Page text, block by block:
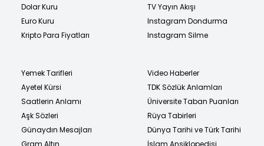
Dolar Kuru
Euro Kuru
Kripto Para Fiyatları
TV Yayın Akışı
Instagram Dondurma
Instagram Silme
Yemek Tarifleri
Ayetel Kürsi
Saatlerin Anlamı
Aşk Sözleri
Günaydın Mesajları
Video Haberler
TDK Sözlük Anlamları
Üniversite Taban Puanları
Rüya Tabirleri
Dünya Tarihi ve Türk Tarihi